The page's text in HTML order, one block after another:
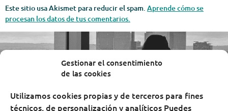
Gestionar el consentimiento
de las cookies
Utilizamos cookies propias y de terceros para fines
técnicos, de personalización y analíticos Puedes
Este sitio usa Akismet para reducir el spam. Aprende cómo se
procesan los datos de tus comentarios.